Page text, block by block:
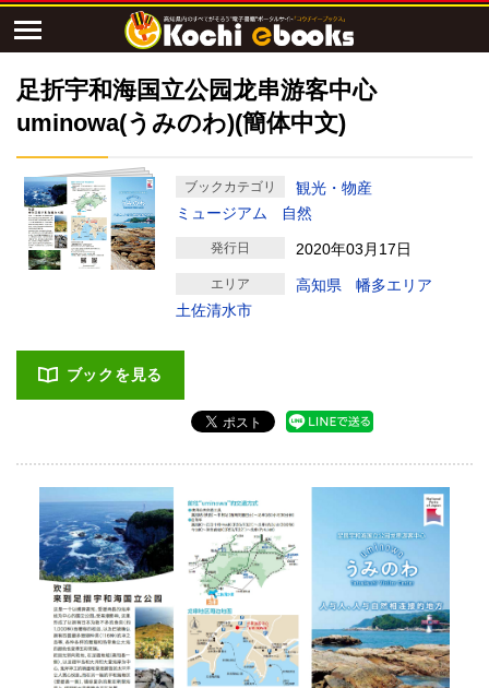
足折宇和海国立公园龙串游客中心
uminowa(うみのわ)(簡体中文)
ブックカテゴリ
観光・物産
ミュージアム
自然
発行日 2020年03月17日
エリア 高知県
幡多エリア
土佐清水市
ブックを見る